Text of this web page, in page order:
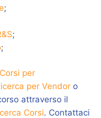
;
;
;
per
per Vendor o
attraverso il
Corsi. Contattaci